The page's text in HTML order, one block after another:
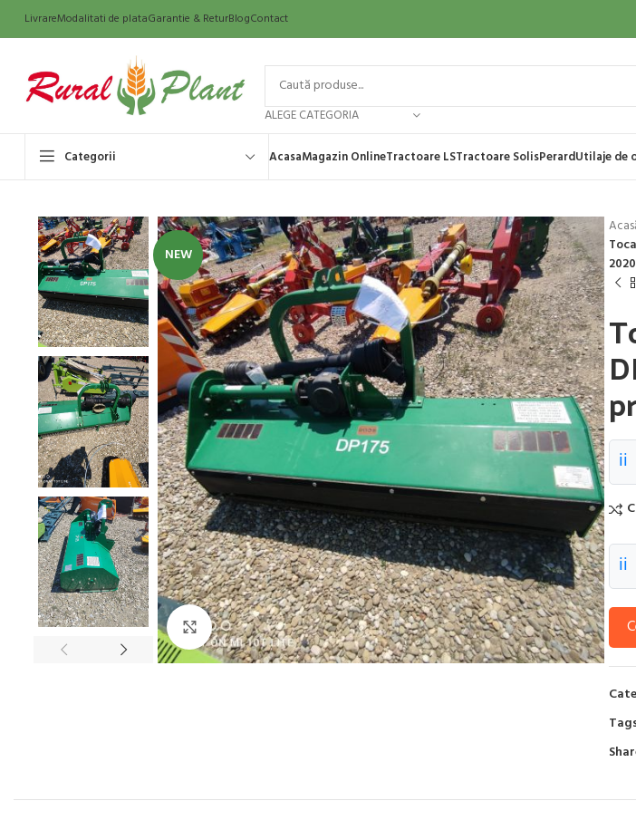
LivrareModalitati de plataGarantie & ReturBlogContact
ALEGE CATEGORIA
Categorii AcasaMagazin OnlineTractoare LSTractoare SolisPerardUtilaje de
NEW
Click to enlarge
ℹ️
ℹ️